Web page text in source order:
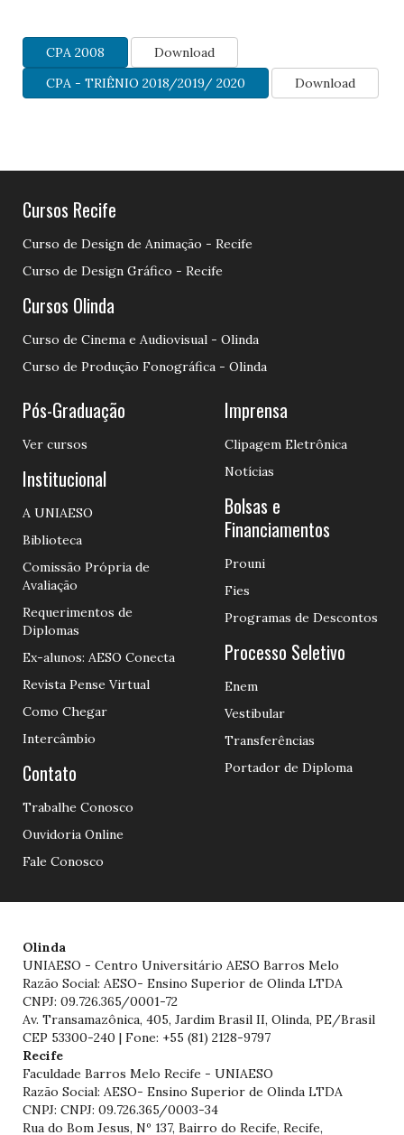
CPA 2008
Download
CPA - TRIÊNIO 2018/2019/ 2020
Download
Cursos Recife
Curso de Design de Animação - Recife
Curso de Design Gráfico - Recife
Cursos Olinda
Curso de Cinema e Audiovisual - Olinda
Curso de Produção Fonográfica - Olinda
Pós-Graduação
Ver cursos
Institucional
A UNIAESO
Biblioteca
Comissão Própria de
Avaliação
Requerimentos de
Diplomas
Ex-alunos: AESO Conecta
Revista Pense Virtual
Como Chegar
Intercâmbio
Contato
Trabalhe Conosco
Ouvidoria Online
Fale Conosco
Imprensa
Clipagem Eletrônica
Notícias
Bolsas e
Financiamentos
Prouni
Fies
Programas de Descontos
Processo Seletivo
Enem
Vestibular
Transferências
Portador de Diploma
Olinda
UNIAESO - Centro Universitário AESO Barros Melo
Razão Social: AESO- Ensino Superior de Olinda LTDA
CNPJ: 09.726.365/0001-72
Av. Transamazônica, 405, Jardim Brasil II, Olinda, PE/Brasil
CEP 53300-240 | Fone: +55 (81) 2128-9797
Recife
Faculdade Barros Melo Recife - UNIAESO
Razão Social: AESO- Ensino Superior de Olinda LTDA
CNPJ: CNPJ: 09.726.365/0003-34
Rua do Bom Jesus, Nº 137, Bairro do Recife, Recife,